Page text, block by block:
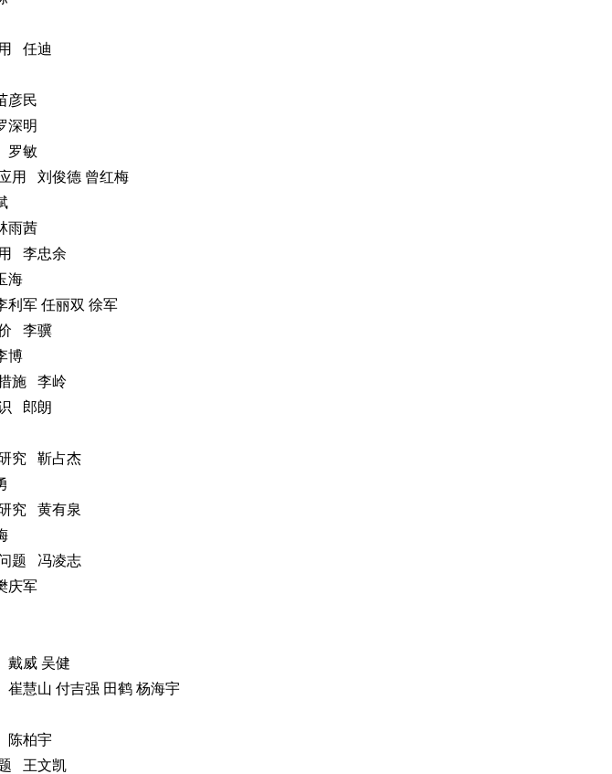
任迪
彦民
深明
罗敏
用 刘俊德 曾红梅
雨茜
李忠余
海
利军 任丽双 徐军
李骥
博
施 李岭
郎朗
究 靳占杰
究 黄有泉
题 冯凌志
庆军
戴威 吴健
慧山 付吉强 田鹤 杨海宇
陈柏宇
王文凯